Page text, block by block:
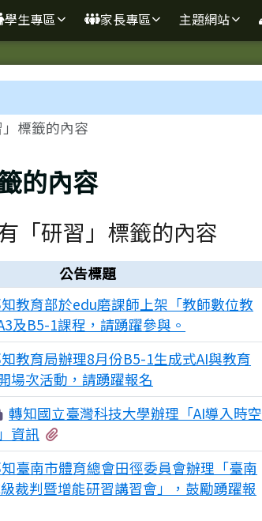
學生專區 家長專區 主題網站
標籤的內容
的內容
「研習」標籤的內容
公告標題
教育部於edu磨課師上架「教師數位教
及B5-1課程，請踴躍參與。
教育局辦理8月份B5-1生成式AI與教育
場次活動，請踴躍報名
轉知國立臺灣科技大學辦理「AI導入時空
資訊
臺南市體育總會田徑委員會辦理「臺南
裁判暨增能研習講習會」，鼓勵踴躍報